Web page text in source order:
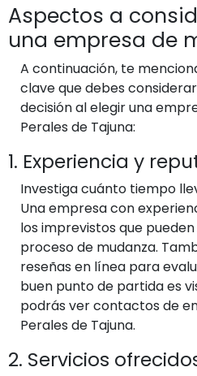
Aspectos a
una empresa de
A continuación, te
clave que debes
decisión al elegir una
Perales de Tajuna:
1. Experiencia y
Investiga cuánto tiempo
Una empresa con
los imprevistos que
proceso de mudanza.
reseñas en línea para
buen punto de partida es
podrás ver contactos de
Perales de Tajuna.
2. Servicios